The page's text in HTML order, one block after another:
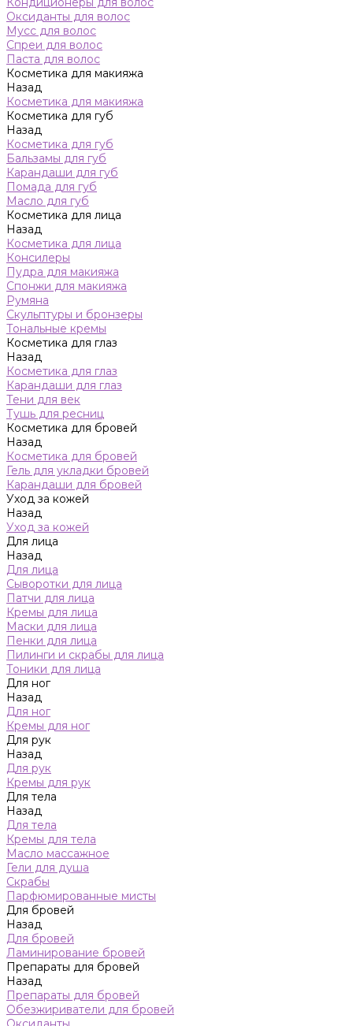
Оксиданты для волос
Мусс для волос
Спреи для волос
Паста для волос
Косметика для макияжа
Назад
Косметика для макияжа
Косметика для губ
Назад
Косметика для губ
Бальзамы для губ
Карандаши для губ
Помада для губ
Масло для губ
Косметика для лица
Назад
Косметика для лица
Консилеры
Пудра для макияжа
Спонжи для макияжа
Румяна
Скульптуры и бронзеры
Тональные кремы
Косметика для глаз
Назад
Косметика для глаз
Карандаши для глаз
Тени для век
Тушь для ресниц
Косметика для бровей
Назад
Косметика для бровей
Гель для укладки бровей
Карандаши для бровей
Уход за кожей
Назад
Уход за кожей
Для лица
Назад
Для лица
Сыворотки для лица
Патчи для лица
Кремы для лица
Маски для лица
Пенки для лица
Пилинги и скрабы для лица
Тоники для лица
Для ног
Назад
Для ног
Кремы для ног
Для рук
Назад
Для рук
Кремы для рук
Для тела
Назад
Для тела
Кремы для тела
Масло массажное
Гели для душа
Скрабы
Парфюмированные мисты
Для бровей
Назад
Для бровей
Ламинирование бровей
Препараты для бровей
Назад
Препараты для бровей
Обезжириватели для бровей